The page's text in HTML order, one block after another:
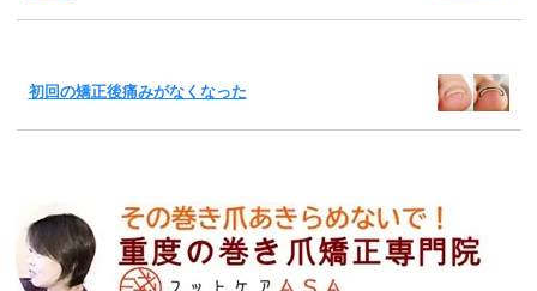
初回の矯正後痛みがなくなった